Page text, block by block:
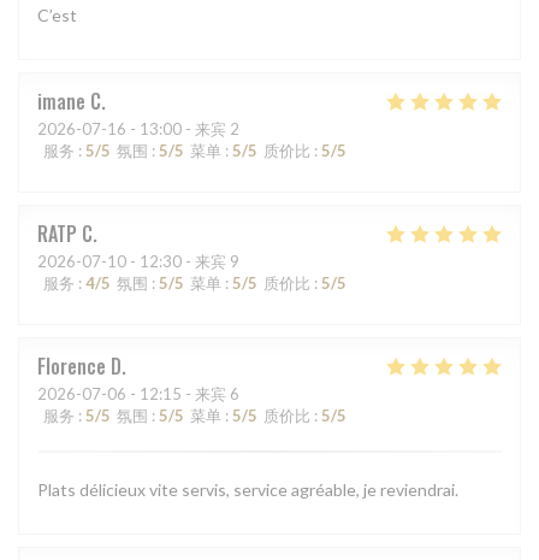
C’est
imane C
2026-07-16 - 13:00 - 来宾 2
服务 : 5/5 氛围 : 5/5 菜单 : 5/5 质价比 : 5/5
RATP C
2026-07-10 - 12:30 - 来宾 9
服务 : 4/5 氛围 : 5/5 菜单 : 5/5 质价比 : 5/5
Florence D
2026-07-06 - 12:15 - 来宾 6
服务 : 5/5 氛围 : 5/5 菜单 : 5/5 质价比 : 5/5
Plats délicieux vite servis, service agréable, je reviendrai.